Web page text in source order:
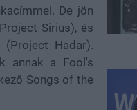
De jön
Sirius), és
Hadar).
annak a Fool's
Songs of the